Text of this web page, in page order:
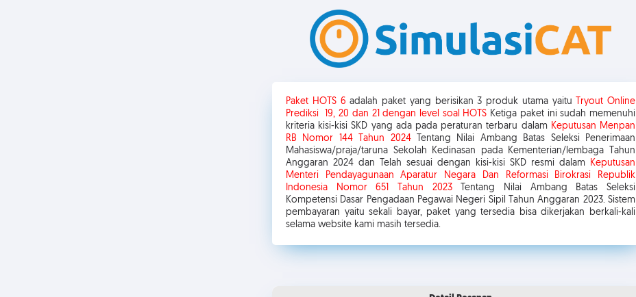
Paket HOTS 6 adalah paket yang berisikan 3 produk utama yaitu Tryout Online
Prediksi 19, 20 dan 21 dengan level soal HOTS Ketiga paket ini sudah memenuhi
kriteria kisi-kisi SKD yang ada pada peraturan terbaru dalam Keputusan Menpan
RB Nomor 144 Tahun 2024Tentang Nilai Ambang Batas Seleksi Penerimaan
Mahasiswa/praja/taruna Sekolah Kedinasan pada Kementerian/lembaga Tahun
Anggaran 2024 dan Telah sesuai dengan kisi-kisi SKD resmi dalam Keputusan
Menteri Pendayagunaan Aparatur Negara Dan Reformasi Birokrasi Republik
Indonesia Nomor 651 Tahun 2023Tentang Nilai Ambang Batas Seleksi
Kompetensi Dasar Pengadaan Pegawai Negeri Sipil Tahun Anggaran 2023. Sistem
pembayaran yaitu sekali bayar, paket yang tersedia bisa dikerjakan berkali-kali
selama website kami masih tersedia.